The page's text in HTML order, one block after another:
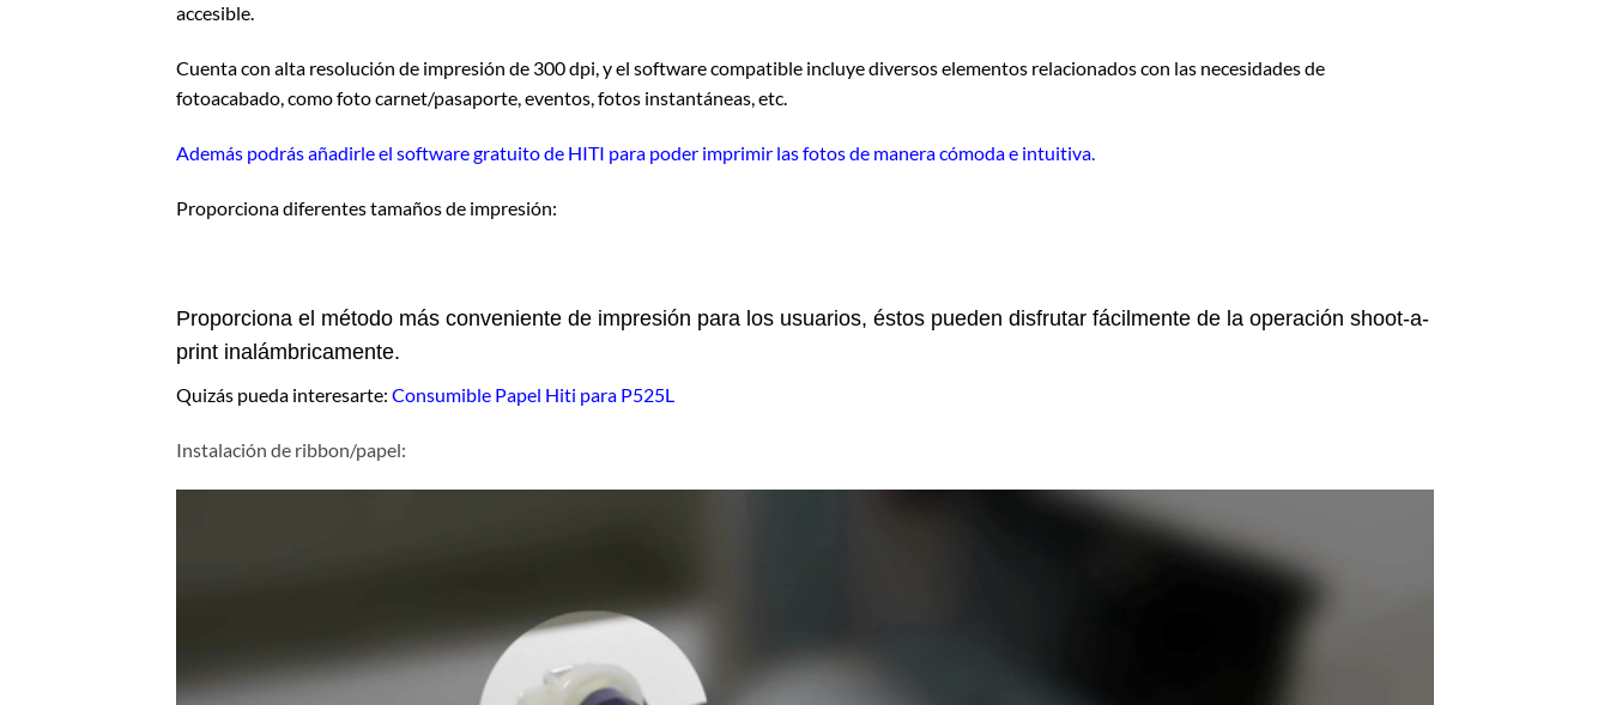
accesible.
Cuenta con alta resolución de impresión de 300 dpi, y el software compatible incluye diversos elementos relacionados con las necesidades de
fotoacabado, como foto carnet/pasaporte, eventos, fotos instantáneas, etc.
Además podrás añadirle el software gratuito de HITI para poder imprimir las fotos de manera cómoda e intuitiva.
Proporciona diferentes tamaños de impresión:
Proporciona el método más conveniente de impresión para los usuarios, éstos pueden disfrutar fácilmente de la operación shoot-a-
print inalámbricamente.
Quizás pueda interesarte: Consumible Papel Hiti para P525L
Instalación de ribbon/papel: